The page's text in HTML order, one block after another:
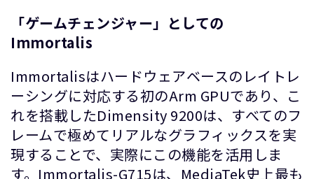
「ゲームチェンジャー」としての
Immortalis
Immortalisはハードウェアベースのレイトレ
ーシングに対応する初のArm GPUであり、こ
れを搭載したDimensity 9200は、すべてのフ
レームで極めてリアルなグラフィックスを実
現することで、実際にこの機能を活用しま
す。Immortalis-G715は、MediaTek史上最も